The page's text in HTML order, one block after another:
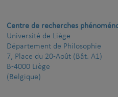
Centre de recherches
Université de Liège
Département de Philosophie
7, Place du 20-Août (Bât. A1)
B-4000 Liège
(Belgique)